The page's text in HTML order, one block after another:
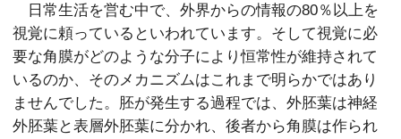
日常生活を営む中で、外界からの情報の80％以上を
視覚に頼っているといわれています。そして視覚に必
要な角膜がどのような分子により恒常性が維持されて
いるのか、そのメカニズムはこれまで明らかではあり
ませんでした。胚が発生する過程では、外胚葉は神経
外胚葉と表層外胚葉に分かれ、後者から角膜は作られ